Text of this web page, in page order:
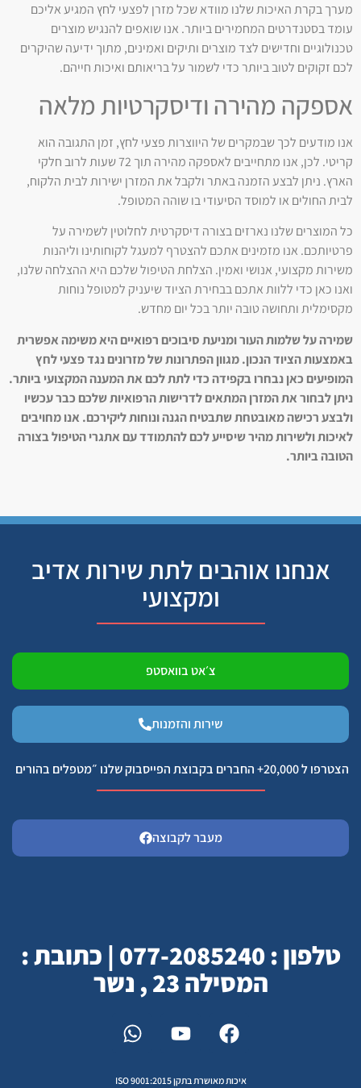
מערך בקרת האיכות שלנו מוודא שכל מזרן לפצעי לחץ המגיע אליכם
עומד בסטנדרטים המחמירים ביותר. אנו שואפים להנגיש מוצרים
טכנולוגיים וחדישים לצד מוצרים ותיקים ואמינים, מתוך ידיעה שהיקרים
לכם זקוקים לטוב ביותר כדי לשמור על בריאותם ואיכות חייהם.
אספקה מהירה ודיסקרטיות מלאה
אנו מודעים לכך שבמקרים של היווצרות פצעי לחץ, זמן התגובה הוא
קריטי. לכן, אנו מתחייבים לאספקה מהירה תוך 72 שעות לרוב חלקי
הארץ. ניתן לבצע הזמנה באתר ולקבל את המזרן ישירות לבית הלקוח,
לבית החולים או למוסד הסיעודי בו שוהה המטופל.
כל המוצרים שלנו נארזים בצורה דיסקרטית לחלוטין לשמירה על
פרטיותכם. אנו מזמינים אתכם להצטרף למעגל לקוחותינו וליהנות
משירות מקצועי, אנושי ואמין. הצלחת הטיפול שלכם היא ההצלחה שלנו,
ואנו כאן כדי ללוות אתכם בבחירת הציוד שיעניק למטופל נוחות
מקסימלית ותחושה טובה יותר בכל יום מחדש.
שמירה על שלמות העור ומניעת סיבוכים רפואיים היא משימה אפשרית
באמצעות הציוד הנכון. מגוון הפתרונות של מזרונים נגד פצעי לחץ
המופיעים כאן נבחרו בקפידה כדי לתת לכם את המענה המקצועי ביותר.
ניתן לבחור את המזרן המתאים לדרישות הרפואיות שלכם כבר עכשיו
ולבצע רכישה מאובטחת שתבטיח הגנה ונוחות ליקירכם. אנו מחויבים
לאיכות ולשירות מהיר שיסייע לכם להתמודד עם אתגרי הטיפול בצורה
הטובה ביותר.
אנחנו אוהבים לתת שירות אדיב
ומקצועי
צ׳אט בוואסטפ
שירות והזמנות
הצטרפו ל 20,000+ החברים בקבוצת הפייסבוק שלנו ״מטפלים בהורים
מעבר לקבוצה
טלפון : 077-2085240 | כתובת :
המסילה 23 , נשר
איכות מאושרת בתקן ISO 9001:2015